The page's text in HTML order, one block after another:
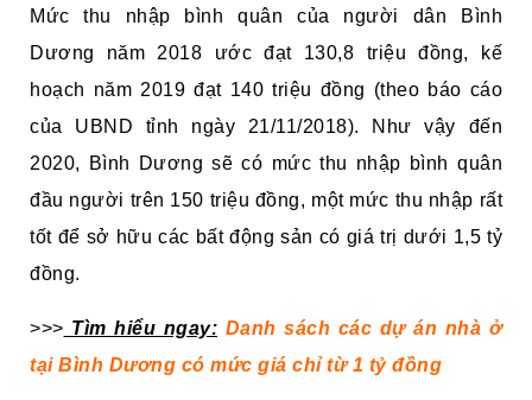
Mức thu nhập bình quân của người dân Bình
Dương năm 2018 ước đạt 130,8 triệu đồng, kế
hoạch năm 2019 đạt 140 triệu đồng (theo báo cáo
của UBND tỉnh ngày 21/11/2018). Như vậy đến
2020, Bình Dương sẽ có mức thu nhập bình quân
đầu người trên 150 triệu đồng, một mức thu nhập rất
tốt để sở hữu các bất động sản có giá trị dưới 1,5 tỷ
đồng.
>>> Tìm hiểu ngay: Danh sách các dự án nhà ở
tại Bình Dương có mức giá chỉ từ 1 tỷ đồng